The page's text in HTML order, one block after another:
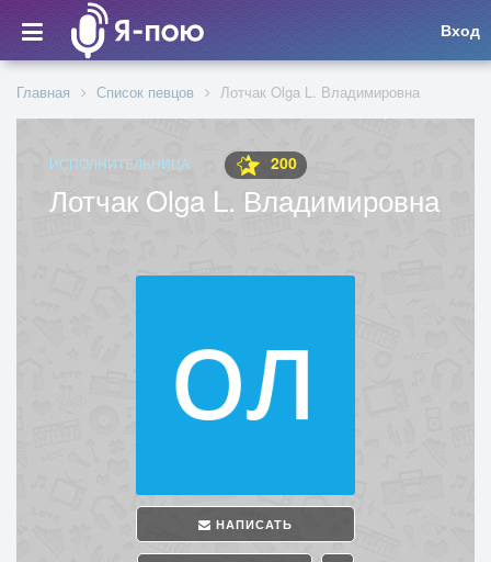
Вход
Главная Список певцов Лотчак Olga L. Владимировна
ИСПОЛНИТЕЛЬНИЦА 200
Лотчак Olga L. Владимировна
НАПИСАТЬ